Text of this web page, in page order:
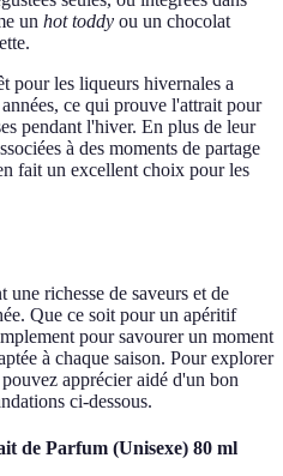
un hot toddy ou un chocolat
pour les liqueurs hivernales a
ce qui prouve l'attrait pour
pendant l'hiver. En plus de leur
à des moments de partage
fait un excellent choix pour les
une richesse de saveurs et de
Que ce soit pour un apéritif
pour savourer un moment
à chaque saison. Pour explorer
apprécier aidé d'un bon
ci-dessous.
de Parfum (Unisexe) 80 ml